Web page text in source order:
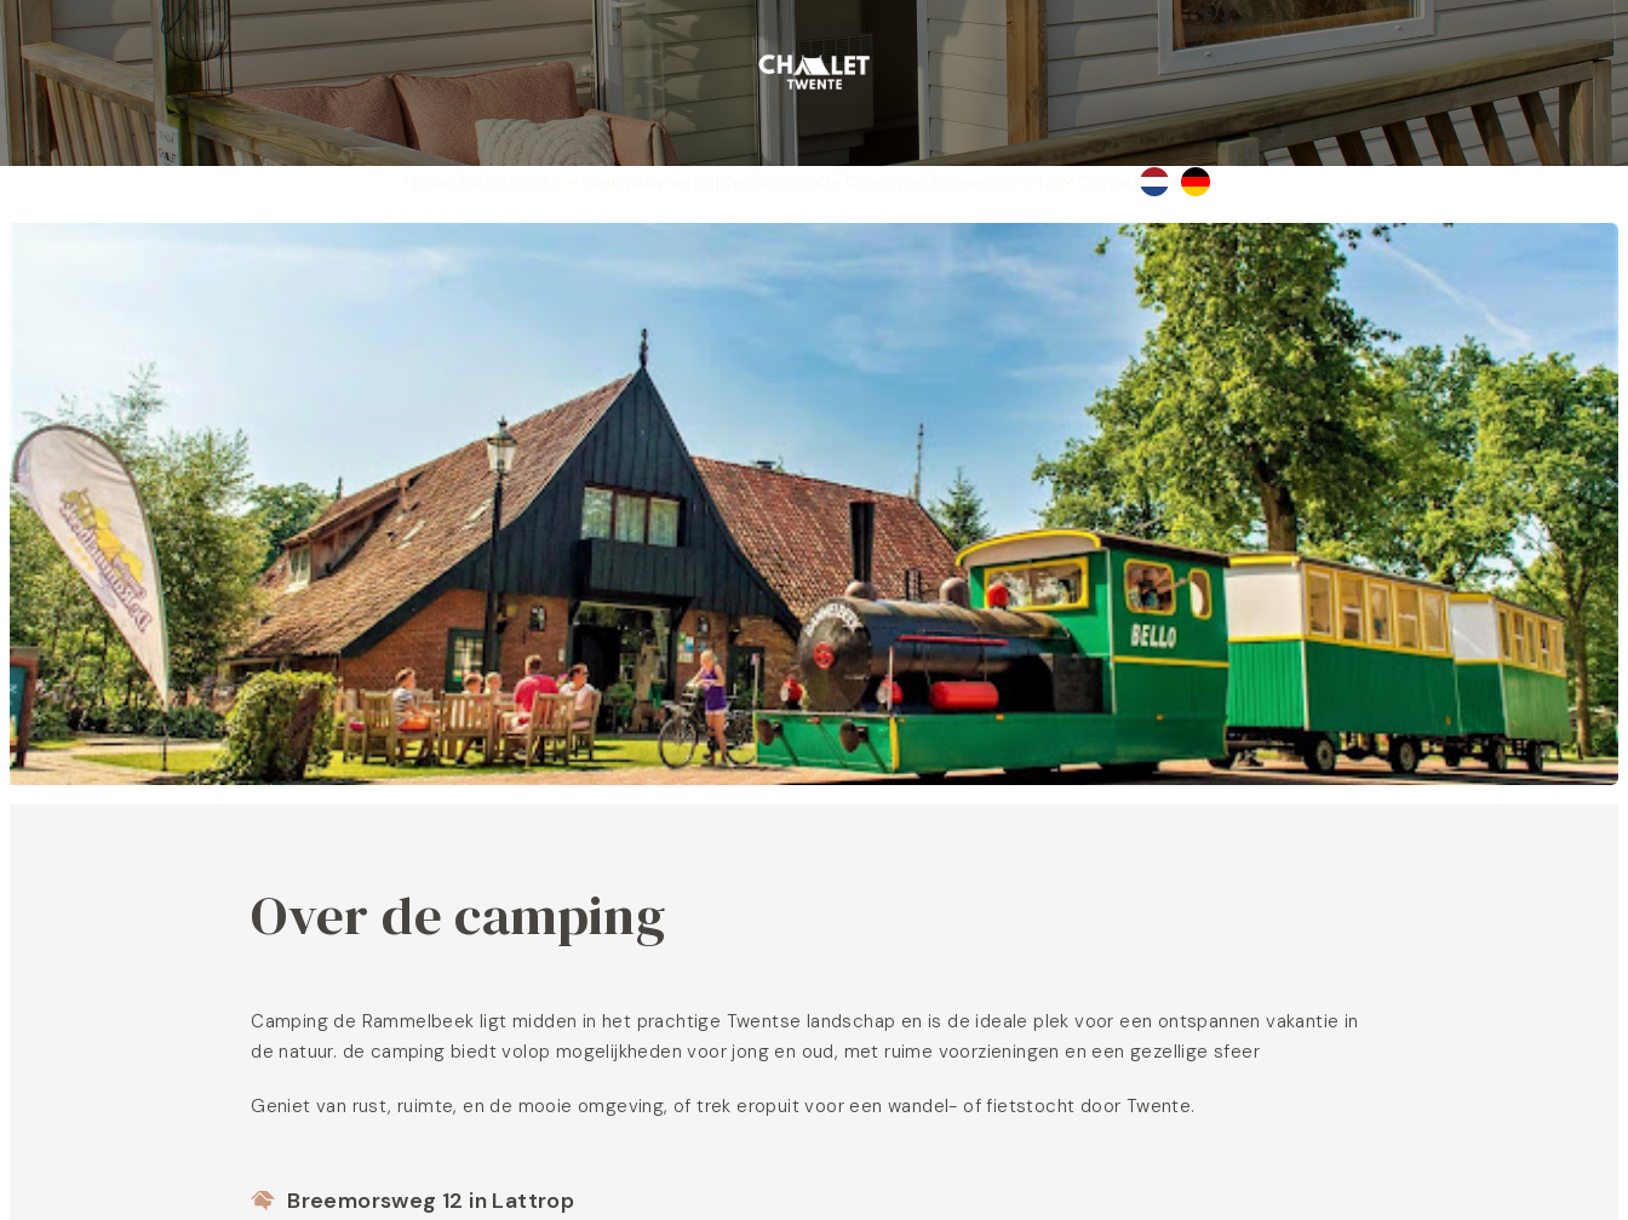
Contact
Over de camping
Camping de Rammelbeek ligt midden in het prachtige Twentse landschap en is de ideale plek voor een ontspannen vakantie in
de natuur. de camping biedt volop mogelijkheden voor jong en oud, met ruime voorzieningen en een gezellige sfeer
Geniet van rust, ruimte, en de mooie omgeving, of trek eropuit voor een wandel- of fietstocht door Twente.
Breemorsweg 12 in Lattrop